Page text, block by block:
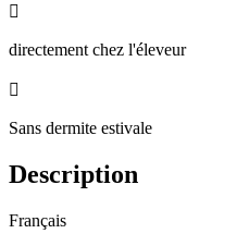

directement chez l'éleveur

Sans dermite estivale
Description
Français